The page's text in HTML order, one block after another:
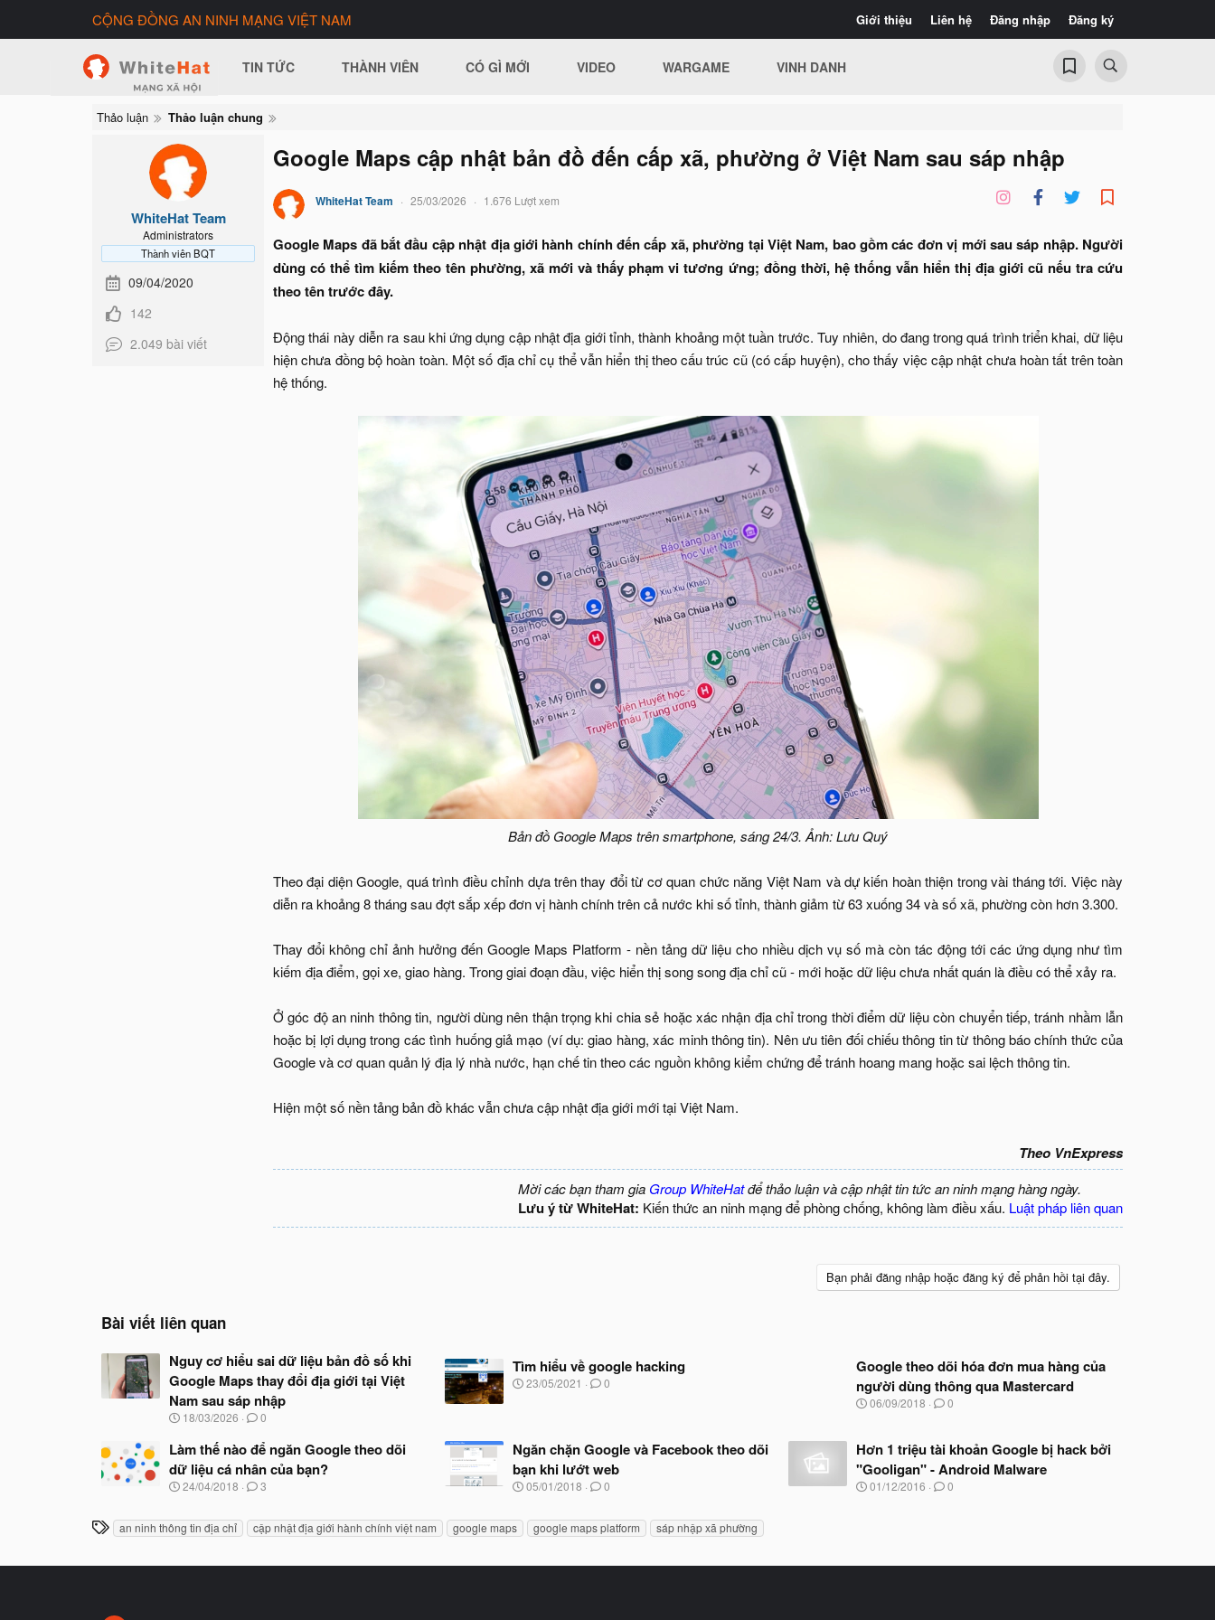
Giới thiệu Liên hệ Đăng nhập Đăng ký
CỘNG ĐỒNG AN NINH MẠNG VIỆT NAM
TIN TỨC THÀNH VIÊN CÓ GÌ MỚI VIDEO WARGAME VINH DANH
Thảo luận Thảo luận chung
WhiteHat Team
Administrators
Thành viên BQT
09/04/2020
142
2.049 bài viết
Google Maps cập nhật bản đồ đến cấp xã, phường ở Việt Nam sau sáp nhập
WhiteHat Team 25/03/2026 1.676 Lượt xem
Google Maps đã bắt đầu cập nhật địa giới hành chính đến cấp xã, phường tại Việt Nam, bao gồm các đơn vị mới sau sáp nhập. Người
dùng có thể tìm kiếm theo tên phường, xã mới và thấy phạm vi tương ứng; đồng thời, hệ thống vẫn hiển thị địa giới cũ nếu tra cứu
theo tên trước đây.
Động thái này diễn ra sau khi ứng dụng cập nhật địa giới tỉnh, thành khoảng một tuần trước. Tuy nhiên, do đang trong quá trình triển khai, dữ liệu
hiện chưa đồng bộ hoàn toàn. Một số địa chỉ cụ thể vẫn hiển thị theo cấu trúc cũ (có cấp huyện), cho thấy việc cập nhật chưa hoàn tất trên toàn
hệ thống.
Bản đồ Google Maps trên smartphone, sáng 24/3. Ảnh: Lưu Quý
Theo đại diện Google, quá trình điều chỉnh dựa trên thay đổi từ cơ quan chức năng Việt Nam và dự kiến hoàn thiện trong vài tháng tới. Việc này
diễn ra khoảng 8 tháng sau đợt sắp xếp đơn vị hành chính trên cả nước khi số tỉnh, thành giảm từ 63 xuống 34 và số xã, phường còn hơn 3.300.
Thay đổi không chỉ ảnh hưởng đến Google Maps Platform - nền tảng dữ liệu cho nhiều dịch vụ số mà còn tác động tới các ứng dụng như tìm
kiếm địa điểm, gọi xe, giao hàng. Trong giai đoạn đầu, việc hiển thị song song địa chỉ cũ - mới hoặc dữ liệu chưa nhất quán là điều có thể xảy ra.
Ở góc độ an ninh thông tin, người dùng nên thận trọng khi chia sẻ hoặc xác nhận địa chỉ trong thời điểm dữ liệu còn chuyển tiếp, tránh nhầm lẫn
hoặc bị lợi dụng trong các tình huống giả mạo (ví dụ: giao hàng, xác minh thông tin). Nên ưu tiên đối chiếu thông tin từ thông báo chính thức của
Google và cơ quan quản lý địa lý nhà nước, hạn chế tin theo các nguồn không kiểm chứng để tránh hoang mang hoặc sai lệch thông tin.
Hiện một số nền tảng bản đồ khác vẫn chưa cập nhật địa giới mới tại Việt Nam.
Theo VnExpress
Mời các bạn tham gia Group WhiteHatđể thảo luận và cập nhật tin tức an ninh mạng hàng ngày.
Lưu ý từ WhiteHat: Kiến thức an ninh mạng để phòng chống, không làm điều xấu. Luật pháp liên quan
Bạn phải đăng nhập hoặc đăng ký để phản hồi tại đây.
Bài viết liên quan
Nguy cơ hiểu sai dữ liệu bản đồ số khi
Google Maps thay đổi địa giới tại Việt
Nam sau sáp nhập
N
à
y
b
ắ
đ
ầ
18/03/2026 0
Tìm hiểu về google hacking
N
ắ
t
đ
23/05/2021 0
Google theo dõi hóa đơn mua hàng của
người dùng thông qua Mastercard
N
y
b
ắ
t
06/09/2018 0
Làm thế nào để ngăn Google theo dõi
dữ liệu cá nhân của bạn?
N
y
24/04/2018 3
Ngăn chặn Google và Facebook theo dõi
bạn khi lướt web
N
05/01/2018 0
Hơn 1 triệu tài khoản Google bị hack bởi
"Gooligan" - Android Malware
N
01/12/2016 0
T
ẻ
an ninh thông tin địa chỉ cập nhật địa giới hành chính việt nam google maps google maps platform sáp nhập xã phường